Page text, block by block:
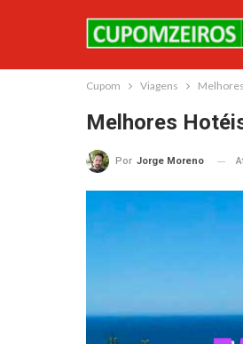
Cupom Viagens
Melhores
Por Jorge Moreno